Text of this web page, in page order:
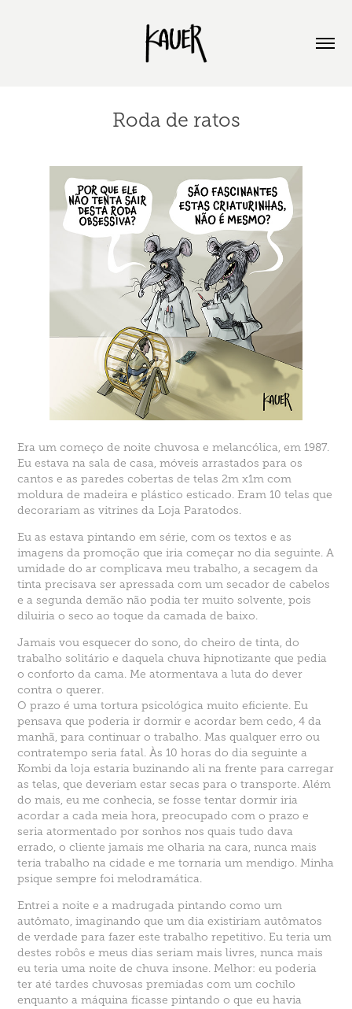
Roda de ratos
Era um começo de noite chuvosa e melancólica, em 1987.
Eu estava na sala de casa, móveis arrastados para os
cantos e as paredes cobertas de telas 2m x1m com
moldura de madeira e plástico esticado. Eram 10 telas que
decorariam as vitrines da Loja Paratodos.
Eu as estava pintando em série, com os textos e as
imagens da promoção que iria começar no dia seguinte. A
umidade do ar complicava meu trabalho, a secagem da
tinta precisava ser apressada com um secador de cabelos
e a segunda demão não podia ter muito solvente, pois
diluiria o seco ao toque da camada de baixo.
Jamais vou esquecer do sono, do cheiro de tinta, do
trabalho solitário e daquela chuva hipnotizante que pedia
o conforto da cama. Me atormentava a luta do dever
contra o querer.
O prazo é uma tortura psicológica muito eficiente. Eu
pensava que poderia ir dormir e acordar bem cedo, 4 da
manhã, para continuar o trabalho. Mas qualquer erro ou
contratempo seria fatal. Às 10 horas do dia seguinte a
Kombi da loja estaria buzinando ali na frente para carregar
as telas, que deveriam estar secas para o transporte. Além
do mais, eu me conhecia, se fosse tentar dormir iria
acordar a cada meia hora, preocupado com o prazo e
seria atormentado por sonhos nos quais tudo dava
errado, o cliente jamais me olharia na cara, nunca mais
teria trabalho na cidade e me tornaria um mendigo. Minha
psique sempre foi melodramática.
Entrei a noite e a madrugada pintando como um
autômato, imaginando que um dia existiriam autômatos
de verdade para fazer este trabalho repetitivo. Eu teria um
destes robôs e meus dias seriam mais livres, nunca mais
eu teria uma noite de chuva insone. Melhor: eu poderia
ter até tardes chuvosas premiadas com um cochilo
enquanto a máquina ficasse pintando o que eu havia